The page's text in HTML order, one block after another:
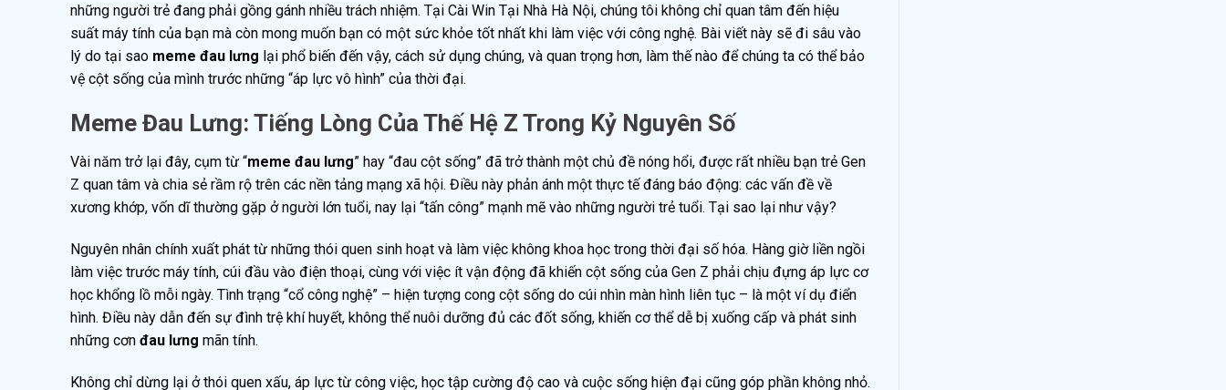
những người trẻ đang phải gồng gánh nhiều trách nhiệm. Tại Cài Win Tại Nhà Hà Nội, chúng tôi không chỉ quan tâm đến hiệu
suất máy tính của bạn mà còn mong muốn bạn có một sức khỏe tốt nhất khi làm việc với công nghệ. Bài viết này sẽ đi sâu vào
lý do tại sao meme đau lưng lại phổ biến đến vậy, cách sử dụng chúng, và quan trọng hơn, làm thế nào để chúng ta có thể bảo
vệ cột sống của mình trước những “áp lực vô hình” của thời đại.
Meme Đau Lưng: Tiếng Lòng Của Thế Hệ Z Trong Kỷ Nguyên Số
Vài năm trở lại đây, cụm từ “meme đau lưng” hay “đau cột sống” đã trở thành một chủ đề nóng hổi, được rất nhiều bạn trẻ Gen
Z quan tâm và chia sẻ rầm rộ trên các nền tảng mạng xã hội. Điều này phản ánh một thực tế đáng báo động: các vấn đề về
xương khớp, vốn dĩ thường gặp ở người lớn tuổi, nay lại “tấn công” mạnh mẽ vào những người trẻ tuổi. Tại sao lại như vậy?
Nguyên nhân chính xuất phát từ những thói quen sinh hoạt và làm việc không khoa học trong thời đại số hóa. Hàng giờ liền ngồi
làm việc trước máy tính, cúi đầu vào điện thoại, cùng với việc ít vận động đã khiến cột sống của Gen Z phải chịu đựng áp lực cơ
học khổng lồ mỗi ngày. Tình trạng “cổ công nghệ” – hiện tượng cong cột sống do cúi nhìn màn hình liên tục – là một ví dụ điển
hình. Điều này dẫn đến sự đình trệ khí huyết, không thể nuôi dưỡng đủ các đốt sống, khiến cơ thể dễ bị xuống cấp và phát sinh
những cơn đau lưng mãn tính.
Không chỉ dừng lại ở thói quen xấu, áp lực từ công việc, học tập cường độ cao và cuộc sống hiện đại cũng góp phần không nhỏ.